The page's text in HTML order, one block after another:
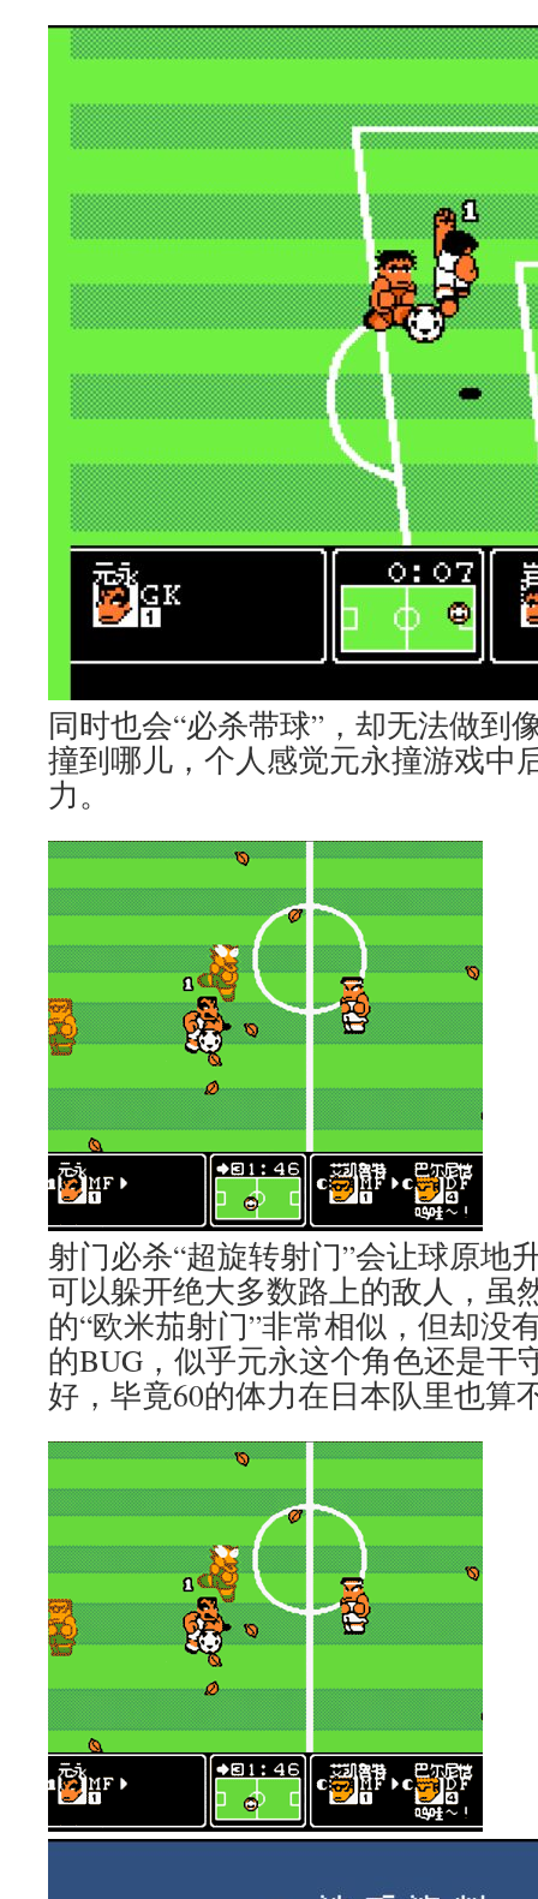
同时也会“必杀带球”，却无法做到
撞到哪儿，个人感觉元永撞游戏中
力。
射门必杀“超旋转射门”会让球原地
可以躲开绝大多数路上的敌人，虽
的“欧米茄射门”非常相似，但却没
的BUG，似乎元永这个角色还是干
好，毕竟60的体力在日本队里也算